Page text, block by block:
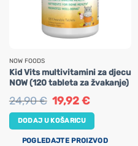
NOW FOODS
Kid Vits multivitamini za djecu
NOW (120 tableta za žvakanje)
24,90€ Izvorna
cijena
bila
je:
24,90 €.
19,92€Trenutna
je:
DODAJ U KOŠARICU
POGLEDAJTE PROIZVOD